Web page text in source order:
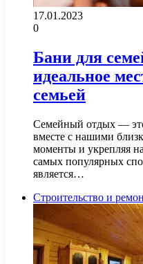
17.01.2023
0
Бани для
идеальное
семьей
Семейный отдых —
вместе с нашими
моменты и укрепляя
самых популярных
является…
Строительство и